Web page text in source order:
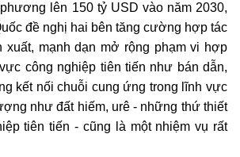
lên 150 tỷ USD vào năm 2030,
đề nghị hai bên tăng cường hợp tác
xuất, mạnh dạn mở rộng phạm vi hợp
công nghiệp tiên tiến như bán dẫn,
kết nối chuỗi cung ứng trong lĩnh vực
như đất hiếm, urê - những thứ thiết
tiên tiến - cũng là một nhiệm vụ rất